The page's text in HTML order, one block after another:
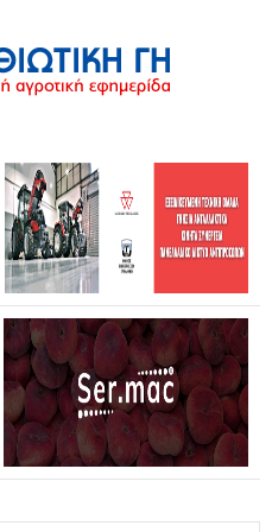
όλη η χώρα απέναντι